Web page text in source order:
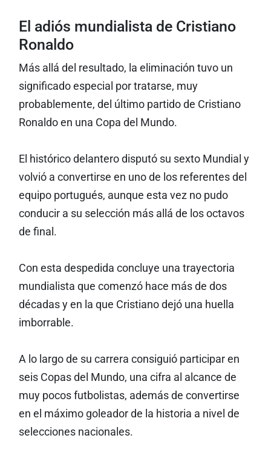
El adiós mundialista de Cristiano
Ronaldo
Más allá del resultado, la eliminación tuvo un
significado especial por tratarse, muy
probablemente, del último partido de Cristiano
Ronaldo en una Copa del Mundo.
El histórico delantero disputó su sexto Mundial y
volvió a convertirse en uno de los referentes del
equipo portugués, aunque esta vez no pudo
conducir a su selección más allá de los octavos
de final.
Con esta despedida concluye una trayectoria
mundialista que comenzó hace más de dos
décadas y en la que Cristiano dejó una huella
imborrable.
A lo largo de su carrera consiguió participar en
seis Copas del Mundo, una cifra al alcance de
muy pocos futbolistas, además de convertirse
en el máximo goleador de la historia a nivel de
selecciones nacionales.